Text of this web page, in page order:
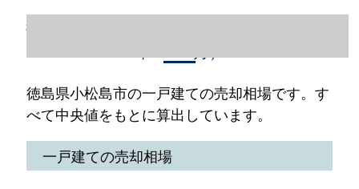
徳島県小松島市の一戸建て売却情報（2023
徳島県小松島市の一戸建ての売却相場です。す
べて中央値をもとに算出しています。
一戸建ての売却相場